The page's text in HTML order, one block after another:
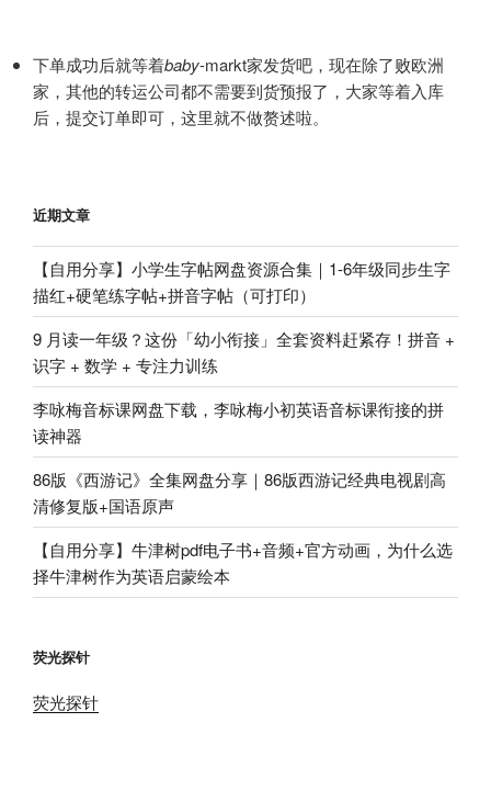
下单成功后就等着baby-markt家发货吧，现在除了败欧洲
家，其他的转运公司都不需要到货预报了，大家等着入库
后，提交订单即可，这里就不做赘述啦。
近期文章
【自用分享】小学生字帖网盘资源合集｜1-6年级同步生字
描红+硬笔练字帖+拼音字帖（可打印）
9 月读一年级？这份「幼小衔接」全套资料赶紧存！拼音 +
识字 + 数学 + 专注力训练
李咏梅音标课网盘下载，李咏梅小初英语音标课衔接的拼
读神器
86版《西游记》全集网盘分享｜86版西游记经典电视剧高
清修复版+国语原声
【自用分享】牛津树pdf电子书+音频+官方动画，为什么选
择牛津树作为英语启蒙绘本
荧光探针
荧光探针